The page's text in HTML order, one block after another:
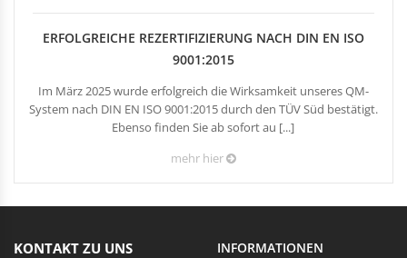
ERFOLGREICHE REZERTIFIZIERUNG NACH DIN EN ISO
9001:2015
Im März 2025 wurde erfolgreich die Wirksamkeit unseres QM-
System nach DIN EN ISO 9001:2015 durch den TÜV Süd bestätigt.
Ebenso finden Sie ab sofort au [...]
mehr hier
KONTAKT ZU UNS INFORMATIONEN